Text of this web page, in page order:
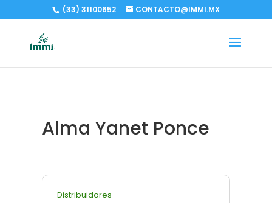
(33) 31100652 CONTACTO@IMMI.MX
Alma Yanet Ponce
Distribuidores